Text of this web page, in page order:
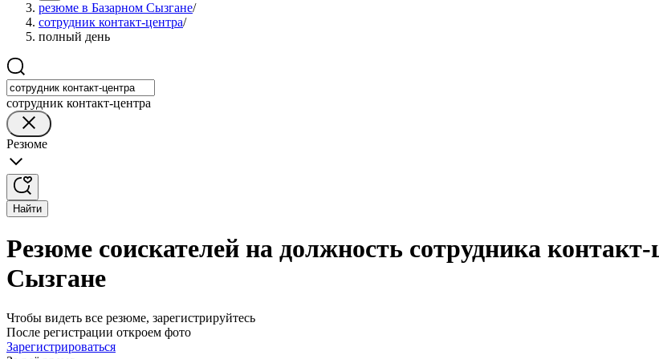
резюме в Базарном Сызгане/
сотрудник контакт-центра/
полный день
сотрудник контакт-центра
Резюме
Найти
Резюме соискателей на должность сотрудника
Сызгане
Чтобы видеть все резюме, зарегистрируйтесь
После регистрации откроем фото
Зарегистрироваться